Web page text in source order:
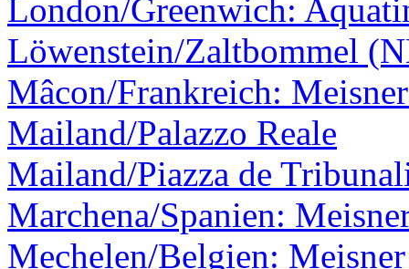
London/Greenwich:
Löwenstein/Zaltbommel
Mâcon/Frankreich:
Mailand/Palazzo Reale
Mailand/Piazza de
Marchena/Spanien:
Mechelen/Belgien: